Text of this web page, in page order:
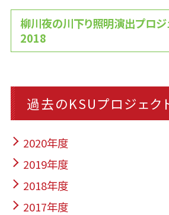
柳川夜の川下り照明演出プロジ
2018
過去のKSUプロジェク
2020年度
2019年度
2018年度
2017年度